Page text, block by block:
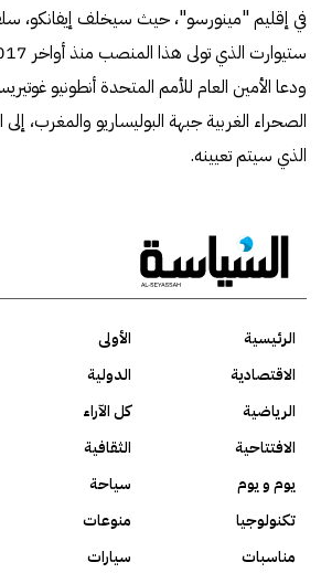
في إقليم "مينورسو"، حيث سيخلف إيفانكو،
ستيوارت الذي تولى هذا المنصب منذ أواخر 2017.
ودعا الأمين العام للأمم المتحدة أنطونيو
الصحراء الغربية جبهة البوليساريو والمغرب،
الذي سيتم تعيينه.
الرئيسية الأولى
الاقتصادية
الدولية
الرياضية
كل الآراء
الافتتاحية
الثقافية
يوم و يوم
سياحة
تكنولوجيا
منوعات
مناسبات
سيارات